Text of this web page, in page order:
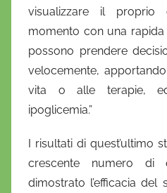
visualizzare il proprio
momento con una
possono prendere
velocemente,
vita o alle terapie,
ipoglicemia.”
I risultati di quest’ultimo
crescente numero di
dimostrato l’efficacia del